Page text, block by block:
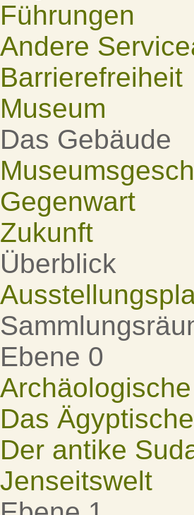
Führungen
Andere
Barrierefreiheit
Museum
Das Gebäude
Gegenwart
Zukunft
Überblick
Ebene 0
Das
Der antike
Jenseitswelt